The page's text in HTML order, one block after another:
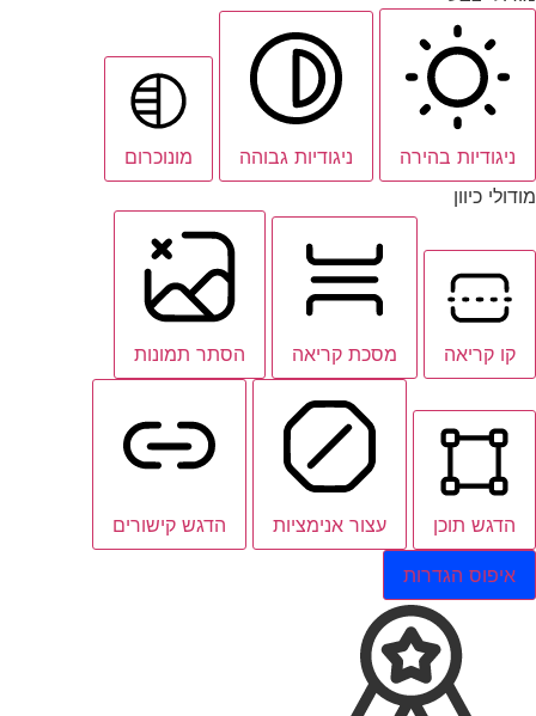
ניגודיות בהירה ניגודיות גבוהה
מונוכרום
מודולי כיוון
קו קריאה מסכת קריאה הסתר תמונות
הדגש תוכן עצור אנימציות הדגש קישורים
איפוס הגדרות